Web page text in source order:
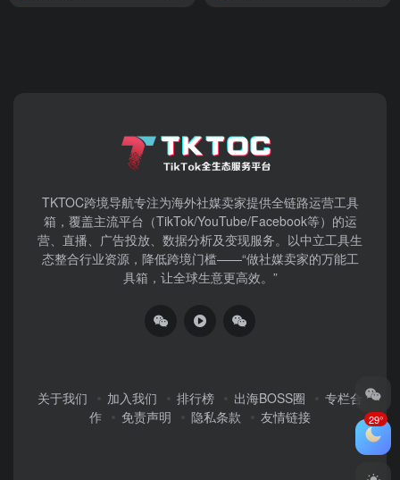
TKTOC跨境导航​专注为海外社媒卖家提供全链路运营工具
箱，覆盖主流平台（TikTok/YouTube/Facebook等）​的运
营、直播、广告投放、数据分析及变现服务。以中立工具生
态整合行业资源，降低跨境门槛——“做社媒卖家的万能工
具箱，让全球生意更高效。”
关于我们 加入我们 排行榜 出海BOSS圈
专栏合
作
免责声明 隐私条款 友情链接 29°